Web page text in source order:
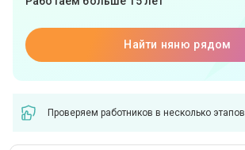
Найти няню рядом
Проверяем работников в несколько этапов